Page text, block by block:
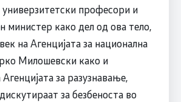
универзитетски професори и
министер како дел од ова тело,
на Агенцијата за национална
Милошевски како и
за разузнавање,
за безбеноста во